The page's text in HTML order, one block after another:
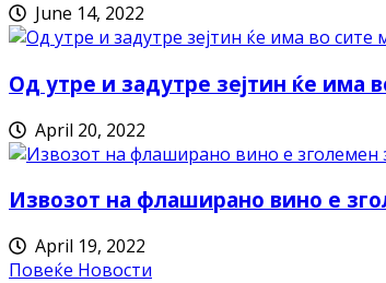
June 14, 2022
Од утре и задутре зејтин ќе има
April 20, 2022
Извозот на флаширано вино е
April 19, 2022
Повеќе Новости